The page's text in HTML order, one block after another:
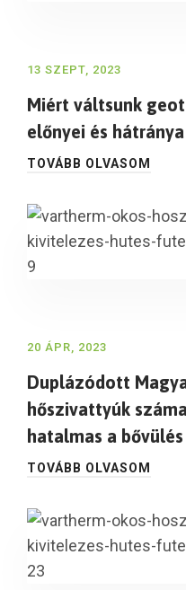
13 SZEPT, 2023
Miért váltsunk
előnyei és hátránya
TOVÁBB OLVASOM
20 ÁPR, 2023
Duplázódott
hőszivattyúk
hatalmas a bővülés
TOVÁBB OLVASOM